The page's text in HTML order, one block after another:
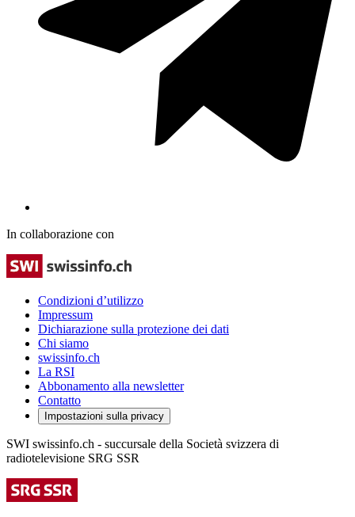
In collaborazione con
Condizioni d’utilizzo
Impressum
Dichiarazione sulla protezione dei dati
Chi siamo
swissinfo.ch
La RSI
Abbonamento alla newsletter
Contatto
Impostazioni sulla privacy
SWI swissinfo.ch - succursale della Società svizzera di
radiotelevisione SRG SSR